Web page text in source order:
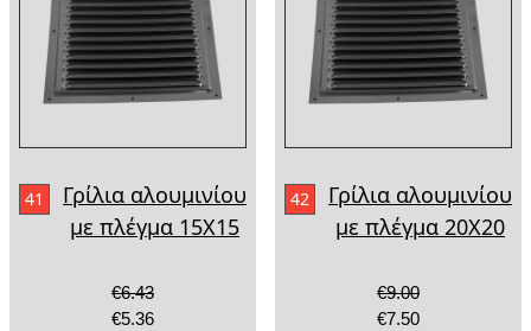
41
Γρίλια αλουμινίου
με πλέγμα 15Χ15
€6.43
€5.36
42
Γρίλια αλουμινίου
με πλέγμα 20Χ20
€9.00
€7.50